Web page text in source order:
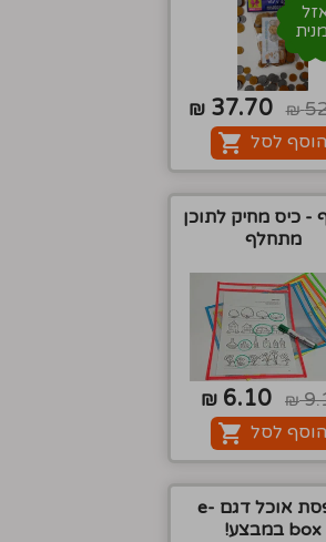
₪
37.70
₪
הוסף לסל
- כיס מחיק לתוכן
מתחלף
₪
6.10
₪
הוסף לסל
קופסת אוכל דגם e-
box במבצע!